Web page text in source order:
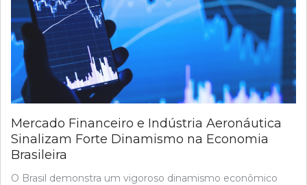
Mercado Financeiro e Indústria Aeronáutica
Sinalizam Forte Dinamismo na Economia
Brasileira
O Brasil demonstra um vigoroso dinamismo econômico